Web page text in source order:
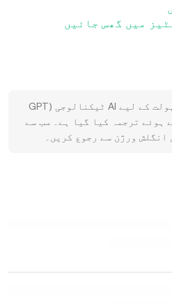
میں گھس جائیں
یہ صفحہ آپ کی سہولت کے لیے AI ٹیکنالوجی (GPT
ہوئے ترجمہ کیا گیا ہے۔ سب سے
ورژن سے رجوع کریں۔